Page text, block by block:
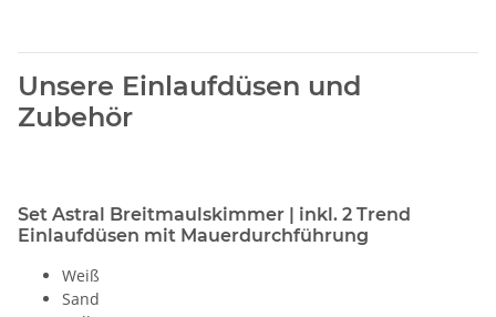
Unsere Einlaufdüsen und
Zubehör
Set Astral Breitmaulskimmer | inkl. 2 Trend
Einlaufdüsen mit Mauerdurchführung
Weiß
Sand